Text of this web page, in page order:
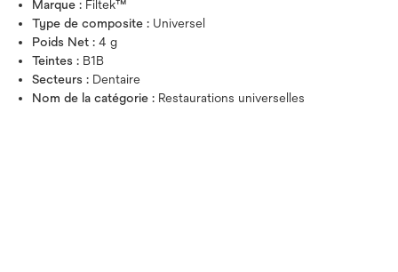
Marque : Filtek™
Type de composite : Universel
Poids Net : 4 g
Teintes : B1B
Secteurs : Dentaire
Nom de la catégorie : Restaurations universelles